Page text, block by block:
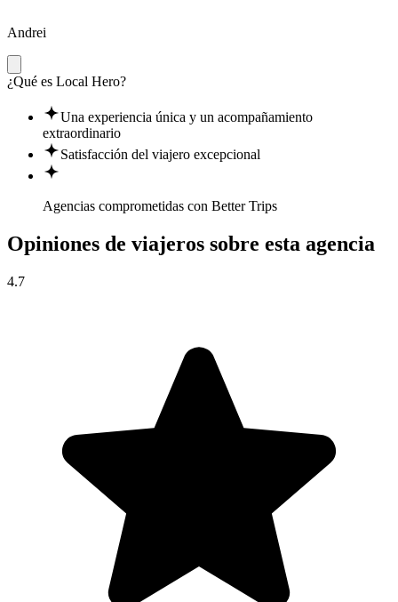
Andrei
¿Qué es Local Hero?
Una experiencia única y un acompañamiento
extraordinario
Satisfacción del viajero excepcional
Agencias comprometidas con Better Trips
Opiniones de viajeros sobre esta agencia
4.7